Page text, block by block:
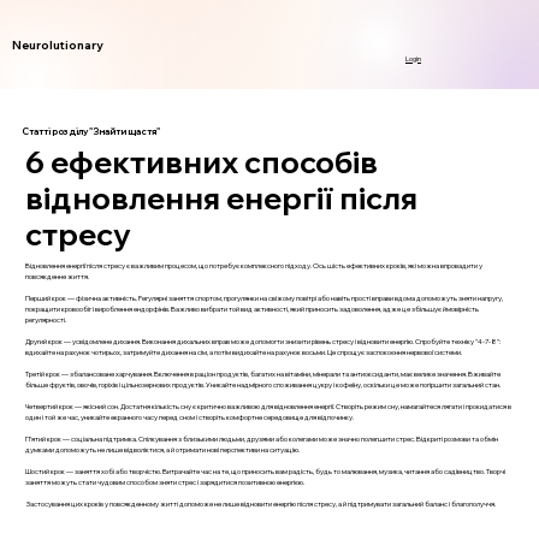
Neurolutionary
Login
Статті розділу "Знайти щастя"
6 ефективних способів
відновлення енергії після
стресу
Відновлення енергії після стресу є важливим процесом, що потребує комплексного підходу. Ось шість ефективних кроків, які можна впровадити у
повсякденне життя.
Перший крок — фізична активність. Регулярні заняття спортом, прогулянки на свіжому повітрі або навіть прості вправи вдома допоможуть зняти напругу,
покращити кровообіг і вироблення ендорфінів. Важливо вибрати той вид активності, який приносить задоволення, адже це збільшує ймовірність
регулярності.
Другий крок — усвідомлене дихання. Виконання дихальних вправ може допомогти знизити рівень стресу і відновити енергію. Спробуйте техніку "4-7-8":
вдихайте на рахунок чотирьох, затримуйте дихання на сім, а потім видихайте на рахунок восьми. Це спрощує заспокоєння нервової системи.
Третій крок — збалансоване харчування. Включення в раціон продуктів, багатих на вітаміни, мінерали та антиоксиданти, має велике значення. Вживайте
більше фруктів, овочів, горіхів і цільнозернових продуктів. Уникайте надмірного споживання цукру і кофеїну, оскільки це може погіршити загальний стан.
Четвертий крок — якісний сон. Достатня кількість сну є критично важливою для відновлення енергії. Створіть режим сну, намагайтеся лягати і прокидатися в
один і той же час, уникайте екранного часу перед сном і створіть комфортне середовище для відпочинку.
П’ятий крок — соціальна підтримка. Спілкування з близькими людьми, друзями або колегами може значно полегшити стрес. Відкриті розмови та обмін
думками допоможуть не лише відволіктися, а й отримати нові перспективи на ситуацію.
Шостий крок — заняття хобі або творчістю. Витрачайте час на те, що приносить вам радість, будь то малювання, музика, читання або садівництво. Творчі
заняття можуть стати чудовим способом зняти стрес і зарядитися позитивною енергією.
Застосування цих кроків у повсякденному житті допоможе не лише відновити енергію після стресу, а й підтримувати загальний баланс і благополуччя.